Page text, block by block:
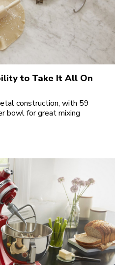
to Take It All On
construction, with 59
bowl for great mixing